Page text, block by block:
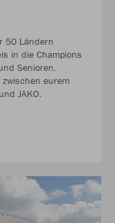
50 Ländern
in die Champions
Senioren.
eurem
JAKO.